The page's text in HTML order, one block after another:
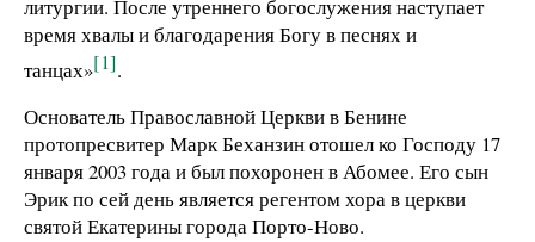
литургии. После утреннего богослужения наступает
время хвалы и благодарения Богу в песнях и
танцах»[1].
Основатель Православной Церкви в Бенине
протопресвитер Марк Беханзин отошел ко Господу 17
января 2003 года и был похоронен в Абомее. Его сын
Эрик по сей день является регентом хора в церкви
святой Екатерины города Порто-Ново.